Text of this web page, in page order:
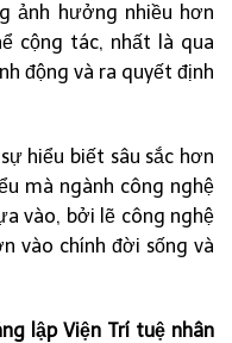
ảnh hưởng nhiều hơn
cộng tác, nhất là qua
động và ra quyết định
hiểu biết sâu sắc hơn
mà ngành công nghệ
vào, bởi lẽ công nghệ
vào chính đời sống và
lập Viện Trí tuệ nhân